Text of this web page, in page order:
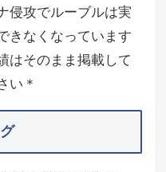
侵攻でルーブルは実
きなくなっています
はそのまま掲載して
い＊